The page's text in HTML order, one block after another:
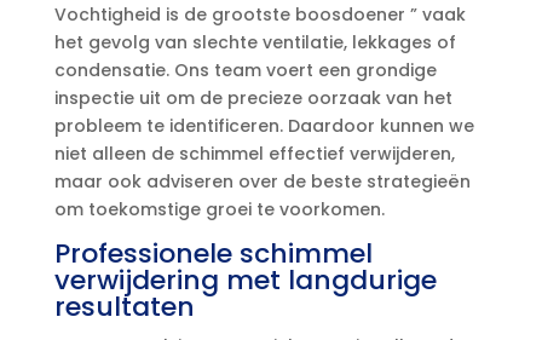
Vochtigheid is de grootste boosdoener ” vaak
het gevolg van slechte ventilatie, lekkages of
condensatie.​ Ons team voert een grondige
inspectie uit om de precieze oorzaak van het
probleem te identificeren.​ Daardoor kunnen we
niet alleen de schimmel effectief verwijderen,
maar ook adviseren over de beste strategieën
om toekomstige groei te voorkomen.​
Professionele schimmel
verwijdering met langdurige
resultaten